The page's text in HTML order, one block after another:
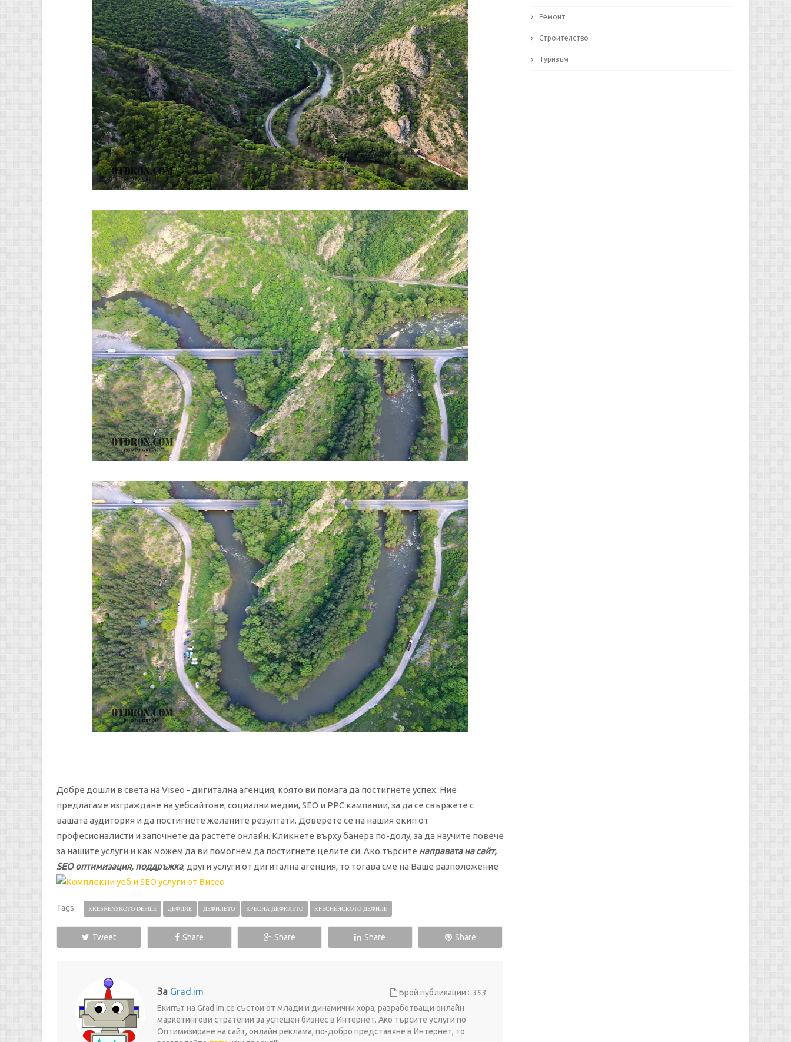
Добре дошли в света на Viseo - дигитална агенция, която ви помага да постигнете успех. Ние
предлагаме изграждане на уебсайтове, социални медии, SEO и PPC кампании, за да се свържете с
вашата аудитория и да постигнете желаните резултати. Доверете се на нашия екип от
професионалисти и започнете да растете онлайн. Кликнете върху банера по-долу, за да научите повече
за нашите услуги и как можем да ви помогнем да постигнете целите си. Ако търсите направата на сайт,
SEO оптимизация, поддръжка, други услуги от дигитална агенция, то тогава сме на Ваше разположение
Tags : KRESNENSKOTO DEFILE ДЕФИЛЕ ДЕФИЛЕТО КРЕСНА ДЕФИЛЕТО КРЕСНЕНСКОТО ДЕФИЛЕ
Tweet Share Share Share Share
За Grad.im Брой публикации : 353
Екипът на Grad.Im се състои от млади и динамични хора, разработващи онлайн
маркетингови стратегии за успешен бизнес в Интернет. Ако търсите услуги по
Оптимизиране на сайт, онлайн реклама, по-добро представяне в Интернет, то
Ремонт
Строителство
Туризъм